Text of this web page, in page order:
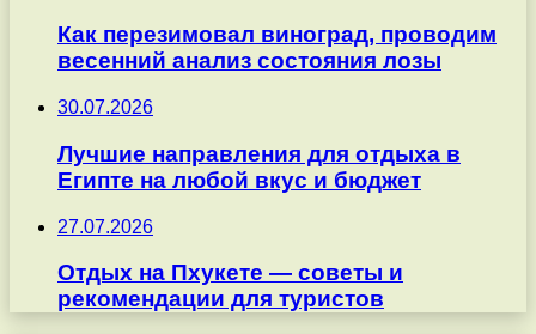
Как перезимовал виноград, проводим
весенний анализ состояния лозы
30.07.2026
Лучшие направления для отдыха в
Египте на любой вкус и бюджет
27.07.2026
Отдых на Пхукете — советы и
рекомендации для туристов